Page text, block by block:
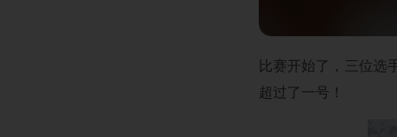
比赛开始了，三位选
超过了一号！